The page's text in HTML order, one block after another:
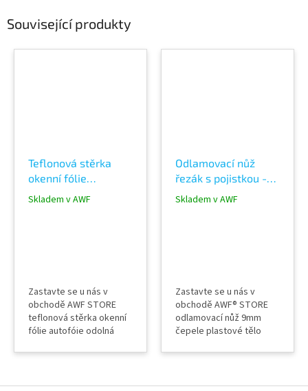
Související produkty
Teflonová stěrka
okenní fólie
autofólie černá
Skladem v AWF
Zastavte se u nás v
obchodě AWF STORE
teflonová stěrka okenní
fólie autofóie odolná
Odlamovací nůž
řezák s pojistkou -
skalpel na 9mm
Skladem v AWF
Zastavte se u nás v
obchodě AWF® STORE
odlamovací nůž 9mm
čepele plastové tělo